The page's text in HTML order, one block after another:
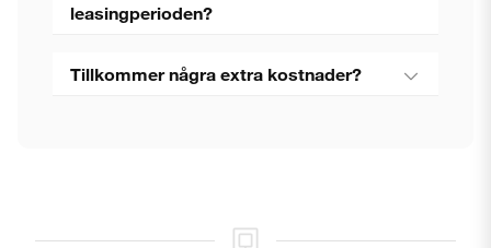
leasingperioden?
Tillkommer några extra kostnader?